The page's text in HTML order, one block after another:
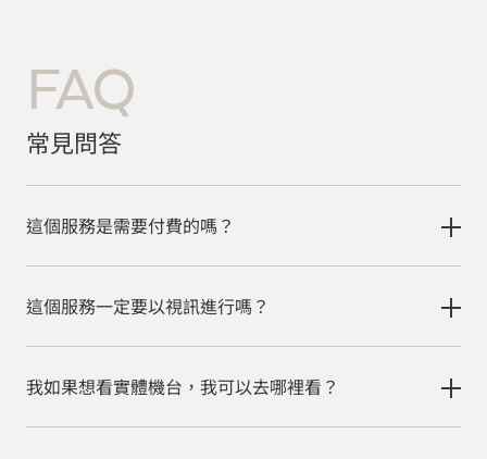
FAQ
常見問答
這個服務是需要付費的嗎？
這個服務一定要以視訊進行嗎？
我如果想看實體機台，我可以去哪裡看？